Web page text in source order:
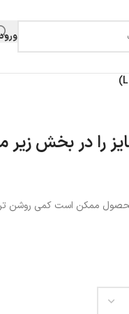
را در بخش زیر
ممکن است کمی روشن تر